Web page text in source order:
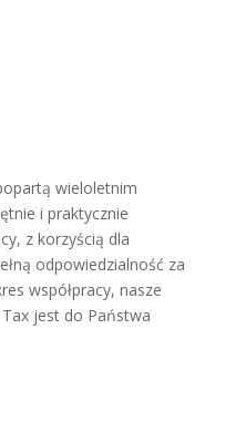
wieloletnim
i praktycznie
z korzyścią dla
odpowiedzialność za
współpracy, nasze
jest do Państwa